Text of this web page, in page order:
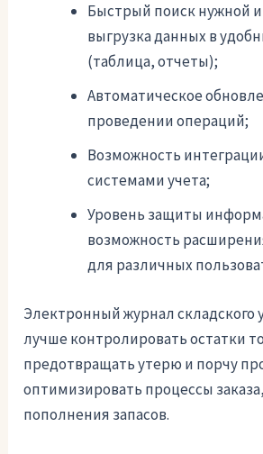
Быстрый поиск нужной
выгрузка данных в
(таблица, отчеты);
Автоматическое
проведении операций;
Возможность
системами учета;
Уровень защиты
возможность
для различных
Электронный журнал складского
лучше контролировать остатки
предотвращать утерю и порчу
оптимизировать процессы
пополнения запасов.